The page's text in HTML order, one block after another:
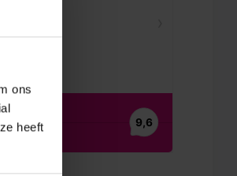
ons
heeft